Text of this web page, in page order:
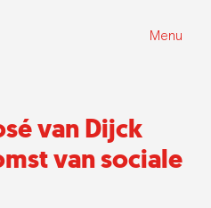
Menu
van Dijck
van sociale